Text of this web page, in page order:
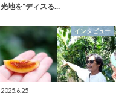
光地を“ディスる…
インタビュー
2025.6.25